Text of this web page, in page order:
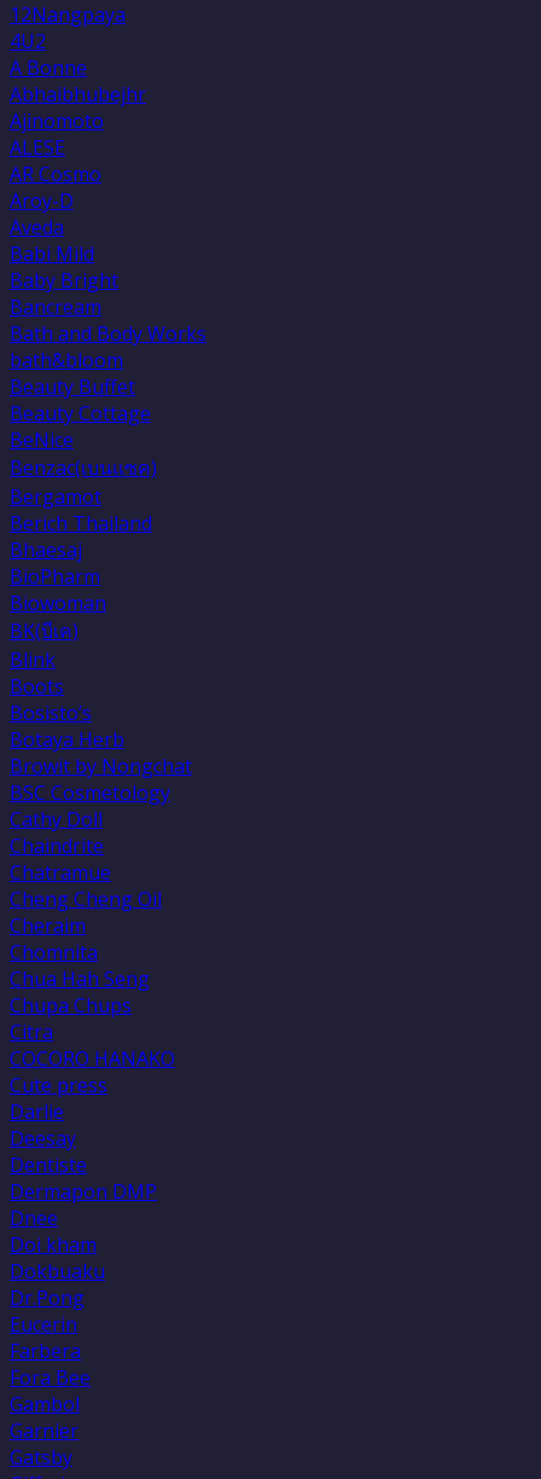
12Nangpaya
4U2
A Bonne
Abhaibhubejhr
Ajinomoto
ALESE
AR Cosmo
Aroy-D
Aveda
Babi Mild
Baby Bright
Bancream
Bath and Body Works
bath&bloom
Beauty Buffet
Beauty Cottage
BeNice
Benzac(เบนเเซค)
Bergamot
Berich Thailand
Bhaesaj
BioPharm
Biowoman
BK(บีเค)
Blink
Boots
Bosisto’s
Botaya Herb
Browit by Nongchat
BSC Cosmetology
Cathy Doll
Chaindrite
Chatramue
Cheng Cheng Oil
Cheraim
Chomnita
Chua Hah Seng
Chupa Chups
Citra
COCORO HANAKO
Cute press
Darlie
Deesay
Dentiste
Dermapon DMP
Dnee
Doi kham
Dokbuaku
Dr.Pong
Eucerin
Farbera
Fora Bee
Gambol
Garnier
Gatsby